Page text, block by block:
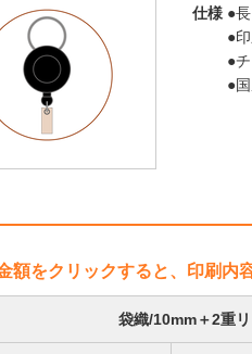
仕様 ●
●
●
●
額をクリックすると、印刷内
袋織/10mm＋2重